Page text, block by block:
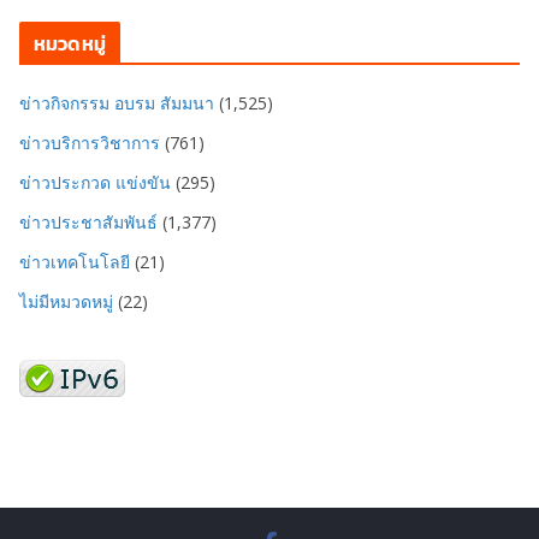
หมวดหมู่
ข่าวกิจกรรม อบรม สัมมนา (1,525)
ข่าวบริการวิชาการ (761)
ข่าวประกวด แข่งขัน (295)
ข่าวประชาสัมพันธ์ (1,377)
ข่าวเทคโนโลยี (21)
ไม่มีหมวดหมู่ (22)